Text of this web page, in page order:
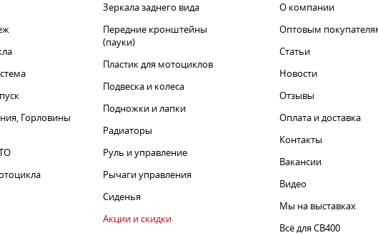
Горловины
Зеркала заднего вида
Передние кронштейны
(пауки)
Пластик для мотоциклов
Подвеска и колеса
Подножки и лапки
Радиаторы
Руль и управление
Рычаги управления
Сиденья
Акции и скидки
О компании
Оптовым
Статьи
Новости
Отзывы
Оплата и доставка
Контакты
Вакансии
Видео
Мы на выставках
Всё для CB400